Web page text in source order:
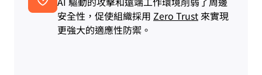
安全性，促使組織採用 Zero Trust來實現
更強大的適應性防禦。